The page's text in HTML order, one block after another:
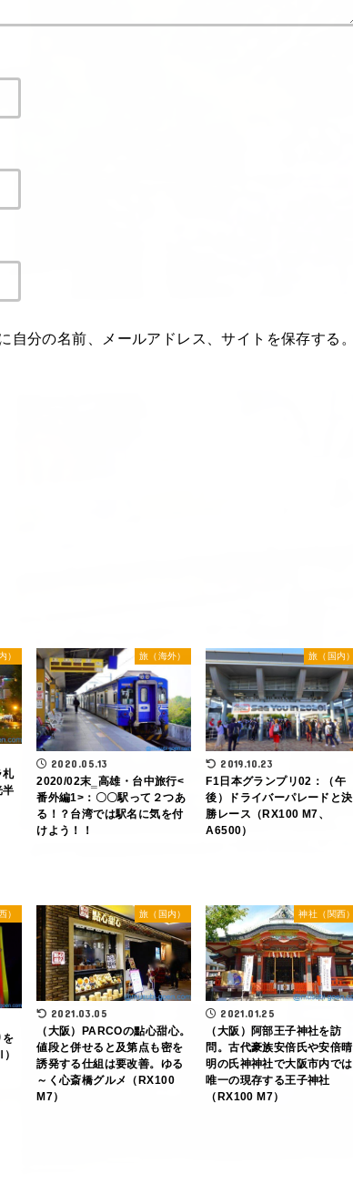
分の名前、メールアドレス、サイトを保存する。
）
札
半
旅（海外）
2020.05.13
2020/02末‗高雄・台中旅行<
番外編1>：〇〇駅って２つあ
る！？台湾では駅名に気を付
けよう！！
旅（国内）
2019.10.23
F1日本グランプリ02：（午
後）ドライバーパレードと決
勝レース（RX100 M7、
A6500）
）
を
旅（国内）
2021.03.05
（大阪）PARCOの點心甜心。
値段と併せると及第点も密を
誘発する仕組は要改善。ゆる
～く心斎橋グルメ（RX100
M7）
神社（関西）
2021.01.25
（大阪）阿部王子神社を訪
問。古代豪族安倍氏や安倍晴
明の氏神神社で大阪市内では
唯一の現存する王子神社
（RX100 M7）